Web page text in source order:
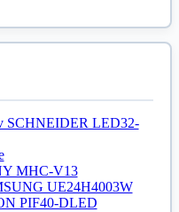
SCHNEIDER LED32-
MHC-V13
UE24H4003W
PIF40-DLED